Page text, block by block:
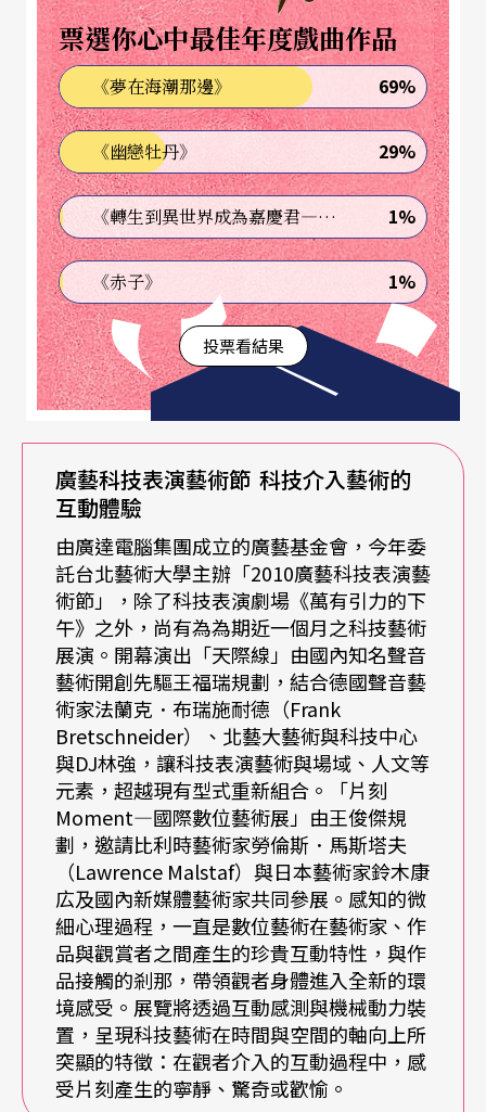
術性，便成為此次創作最大的考驗。」藝術總監、
新媒體策展人王俊傑說，當今標榜科技劇場的演
出，能夠有文本的相當罕見，因為科技劇場的文本
不同於傳統劇場，必須丟棄過度戲劇性的細節處
理，而以概念和結構組織而成；同時因為科技劇場
需要繁雜且精細的技術配合，從導演、表演、設計
到執行，牽一髮動全身，不管是經費或是人力要
求，在製作上都有相當的困難度。
《萬有引力的下午》由王嘉明執導，林如萍與姚淳
耀主演，劇情呈現的是網路媒介與世代之間的互動
和人際關係，劇情描述兩個互不相識，宛如兩條互
不交集的平行線的現代男女，一位四十歲出頭的女
人，正處於雙胞胎姐姐逝去的悲傷，一位初入社會
的年輕男子，面對著工作與失戀的茫然，他們都在
人生的某個轉折點，尋找未來。藉由虛擬的網路世
界，他們有了互動與對話，並在歷經生命的難題
後，重新獨立面對自我，把自己拼湊起來，變得更
完整、更成熟。王俊傑表示，劇中特別將重要場景
設定在「奈及利亞」，奈及利亞是全世界七成舊電
視的回收國家，也是全世界雙胞胎生產率最高的國
家，劇中女主角追尋意象亦在此被點出。全劇共有
八個傘狀的片段，環環相扣的主題，各自相互連
結，但又可以獨立成篇。
投影是場景、夢境、心理也是動態光源
舞台設計是一個由三面白牆組成，可拆解的封閉式
空間，投影是生活場景的寫實指涉，也是夢境的虛
擬模式；是角色真實互動的對象，也是內在狀態的
票選你心中最佳年度戲曲作品
《夢在海潮那邊》 69%
《幽戀牡丹》 29%
《轉生到異世界成為嘉慶君—發現我的祖先是詐騙集團!?》 1%
《赤子》 1%
投票看結果
廣藝科技表演藝術節 科技介入藝術的
互動體驗
由廣達電腦集團成立的廣藝基金會，今年委
託台北藝術大學主辦「2010廣藝科技表演藝
術節」，除了科技表演劇場《萬有引力的下
午》之外，尚有為為期近一個月之科技藝術
展演。開幕演出「天際線」由國內知名聲音
藝術開創先驅王福瑞規劃，結合德國聲音藝
術家法蘭克．布瑞施耐德（Frank
Bretschneider）、北藝大藝術與科技中心
與DJ林強，讓科技表演藝術與場域、人文等
元素，超越現有型式重新組合。「片刻
Moment—國際數位藝術展」由王俊傑規
劃，邀請比利時藝術家勞倫斯．馬斯塔夫
（Lawrence Malstaf）與日本藝術家鈴木康
広及國內新媒體藝術家共同參展。感知的微
細心理過程，一直是數位藝術在藝術家、作
品與觀賞者之間產生的珍貴互動特性，與作
品接觸的剎那，帶領觀者身體進入全新的環
境感受。展覽將透過互動感測與機械動力裝
置，呈現科技藝術在時間與空間的軸向上所
突顯的特徵：在觀者介入的互動過程中，感
受片刻產生的寧靜、驚奇或歡愉。